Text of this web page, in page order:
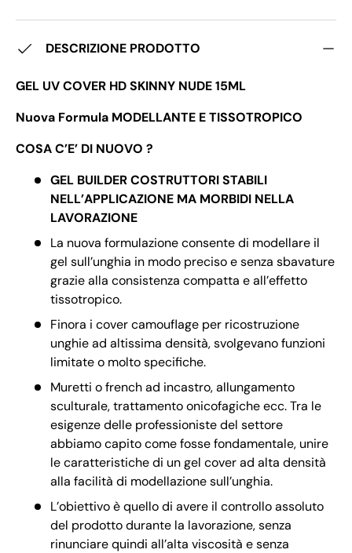
DESCRIZIONE PRODOTTO
GEL UV COVER HD SKINNY NUDE 15ML
Nuova Formula MODELLANTE E TISSOTROPICO
COSA C’E’ DI NUOVO ?
GEL BUILDER COSTRUTTORI STABILI
NELL’APPLICAZIONE MA MORBIDI NELLA
LAVORAZIONE
La nuova formulazione consente di modellare il
gel sull’unghia in modo preciso e senza sbavature
grazie alla consistenza compatta e all’effetto
tissotropico.
Finora i cover camouflage per ricostruzione
unghie ad altissima densità, svolgevano funzioni
limitate o molto specifiche.
Muretti o french ad incastro, allungamento
sculturale, trattamento onicofagiche ecc. Tra le
esigenze delle professioniste del settore
abbiamo capito come fosse fondamentale, unire
le caratteristiche di un gel cover ad alta densità
alla facilità di modellazione sull’unghia.
L’obiettivo è quello di avere il controllo assoluto
del prodotto durante la lavorazione, senza
rinunciare quindi all’alta viscosità e senza